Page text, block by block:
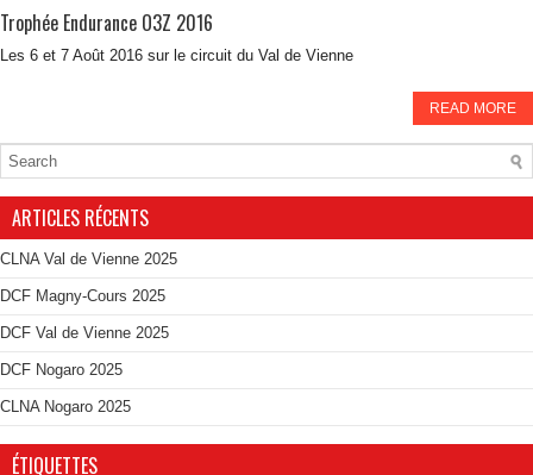
Trophée Endurance O3Z 2016
Les 6 et 7 Août 2016 sur le circuit du Val de Vienne
READ MORE
ARTICLES RÉCENTS
CLNA Val de Vienne 2025
DCF Magny-Cours 2025
DCF Val de Vienne 2025
DCF Nogaro 2025
CLNA Nogaro 2025
ÉTIQUETTES